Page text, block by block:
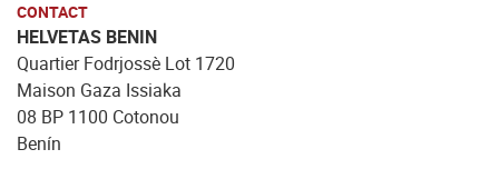
CONTACT
HELVETAS BENIN
Quartier Fodrjossè Lot 1720
Maison Gaza Issiaka
08 BP 1100 Cotonou
Benín